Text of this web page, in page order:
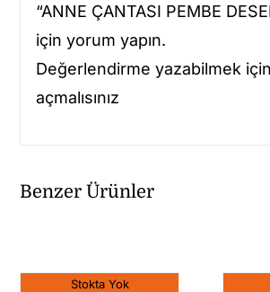
“ANNE ÇANTASI PEMBE
için yorum yapın.
Değerlendirme yazabilmek
açmalısınız
Benzer Ürünler
Stokta Yok